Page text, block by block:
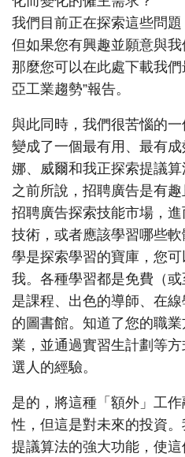
我們目前正在探索這些問
但如果您有興趣並願意與
那麼您可以在此處下載我們
亞工業趨勢”報告。
與此同時，我們很苦惱的
變成了一個最有用、最有
娜、威爾和我正探索提議
之前所說，招聘廣告是有
招聘廣告探索技能市場，
技術，或者應該學習哪些
學是探索學習的寶庫，您
我。各種學習都是免費（
是課程、出色的導師、在
的圖書館。知道了您的職
業，並通過實習生計劃等
選人的經驗。
是的，將這種「額外」工
性，但這是對未來的投資
提議算法的強大功能，使